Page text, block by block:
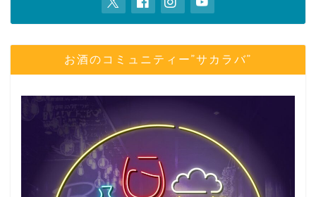
お酒のコミュニティー”サカラバ”